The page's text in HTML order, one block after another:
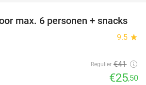
38%
max. 6 personen + snacks
9.5 star
Regulier €41
€25,50